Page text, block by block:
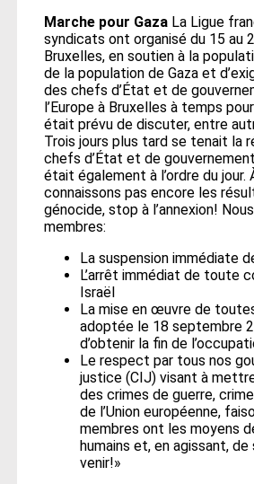
Marche pour Gaza La Ligue
syndicats ont organisé du 15 au
Bruxelles, en soutien à la
de la population de Gaza et
des chefs d’État et de
l’Europe à Bruxelles à temps
était prévu de discuter, entre
Trois jours plus tard se tenait la
chefs d’État et de
était également à l’ordre du jour.
connaissons pas encore les
génocide, stop à l’annexion!
membres:
La suspension immédiate
L’arrêt immédiat de toute
Israël
La mise en œuvre de
adoptée le 18 septembre
d’obtenir la fin de
Le respect par tous nos
justice (CIJ) visant à
des crimes de guerre,
de l’Union européenne,
membres ont les moyens
humains et, en agissant,
venir!»